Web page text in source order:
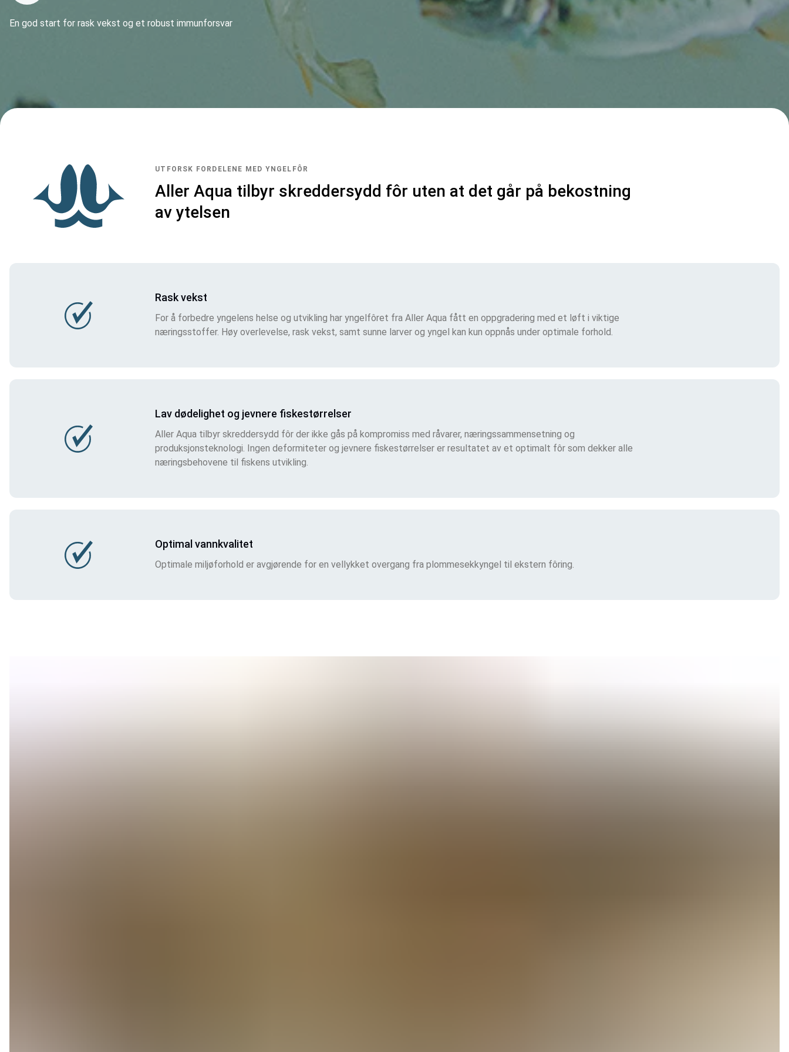
En god start for rask vekst og et robust immunforsvar
UTFORSK FORDELENE MED YNGELFÔR
Aller Aqua tilbyr skreddersydd fôr uten at det går på bekostning
av ytelsen
Rask vekst
For å forbedre yngelens helse og utvikling har yngelfôret fra Aller Aqua fått en oppgradering med et løft i viktige
næringsstoffer. Høy overlevelse, rask vekst, samt sunne larver og yngel kan kun oppnås under optimale forhold.
Lav dødelighet og jevnere fiskestørrelser
Aller Aqua tilbyr skreddersydd fôr der ikke gås på kompromiss med råvarer, næringssammensetning og
produksjonsteknologi. Ingen deformiteter og jevnere fiskestørrelser er resultatet av et optimalt fôr som dekker alle
næringsbehovene til fiskens utvikling.
Optimal vannkvalitet
Optimale miljøforhold er avgjørende for en vellykket overgang fra plommesekkyngel til ekstern fôring.